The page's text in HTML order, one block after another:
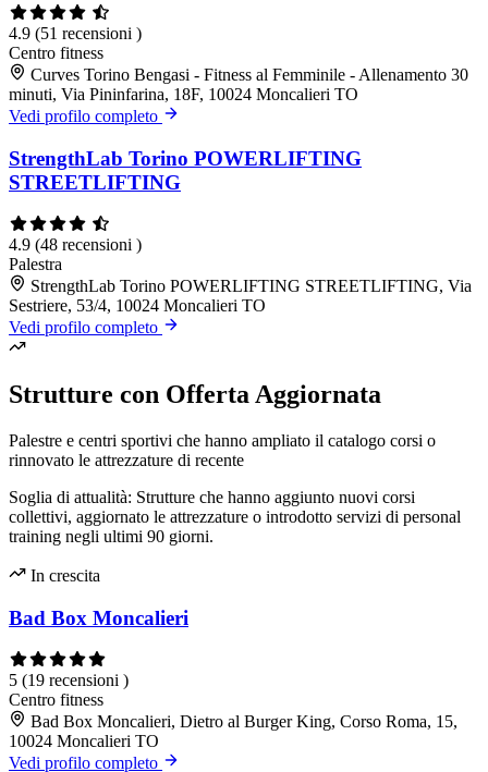
4.9 (51 recensioni )
Centro fitness
Curves Torino Bengasi - Fitness al Femminile - Allenamento 30
minuti, Via Pininfarina, 18F, 10024 Moncalieri TO
Vedi profilo completo
StrengthLab Torino POWERLIFTING
STREETLIFTING
4.9 (48 recensioni )
Palestra
StrengthLab Torino POWERLIFTING STREETLIFTING, Via
Sestriere, 53/4, 10024 Moncalieri TO
Vedi profilo completo
Strutture con Offerta Aggiornata
Palestre e centri sportivi che hanno ampliato il catalogo corsi o
rinnovato le attrezzature di recente
Soglia di attualità: Strutture che hanno aggiunto nuovi corsi
collettivi, aggiornato le attrezzature o introdotto servizi di personal
training negli ultimi 90 giorni.
In crescita
Bad Box Moncalieri
5 (19 recensioni )
Centro fitness
Bad Box Moncalieri, Dietro al Burger King, Corso Roma, 15,
10024 Moncalieri TO
Vedi profilo completo